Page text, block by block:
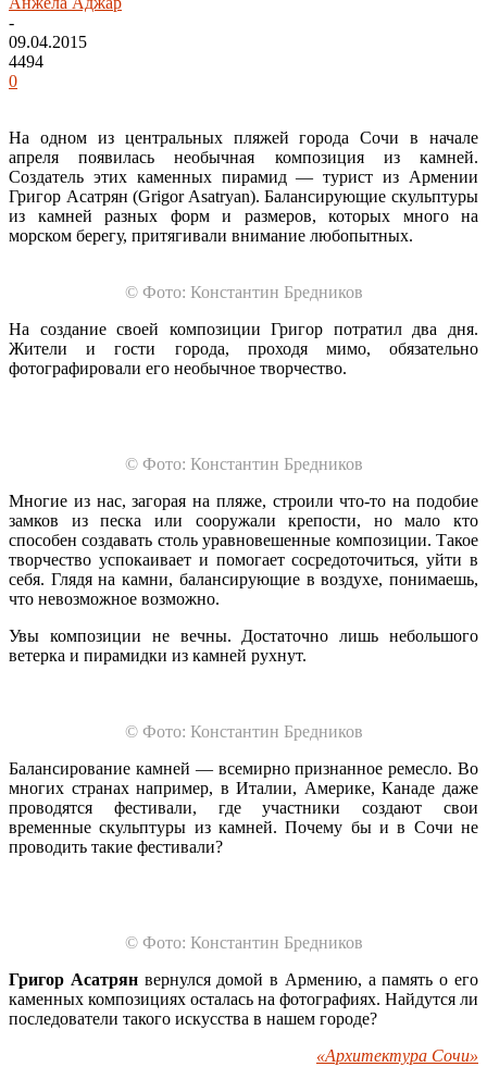
-
09.04.2015
4494
0
На одном из центральных пляжей города Сочи в начале
апреля появилась необычная композиция из камней.
Создатель этих каменных пирамид — турист из Армении
Григор Асатрян (Grigor Asatryan). Балансирующие скульптуры
из камней разных форм и размеров, которых много на
морском берегу, притягивали внимание любопытных.
© Фото: Константин Бредников
На создание своей композиции Григор потратил два дня.
Жители и гости города, проходя мимо, обязательно
фотографировали его необычное творчество.
© Фото: Константин Бредников
Многие из нас, загорая на пляже, строили что-то на подобие
замков из песка или сооружали крепости, но мало кто
способен создавать столь уравновешенные композиции. Такое
творчество успокаивает и помогает сосредоточиться, уйти в
себя. Глядя на камни, балансирующие в воздухе, понимаешь,
что невозможное возможно.
Увы композиции не вечны. Достаточно лишь небольшого
ветерка и пирамидки из камней рухнут.
© Фото: Константин Бредников
Балансирование камней — всемирно признанное ремесло. Во
многих странах например, в Италии, Америке, Канаде даже
проводятся фестивали, где участники создают свои
временные скульптуры из камней. Почему бы и в Сочи не
проводить такие фестивали?
© Фото: Константин Бредников
Григор Асатрянвернулся домой в Армению, а память о его
каменных композициях осталась на фотографиях. Найдутся ли
последователи такого искусства в нашем городе?
«Архитектура Сочи»